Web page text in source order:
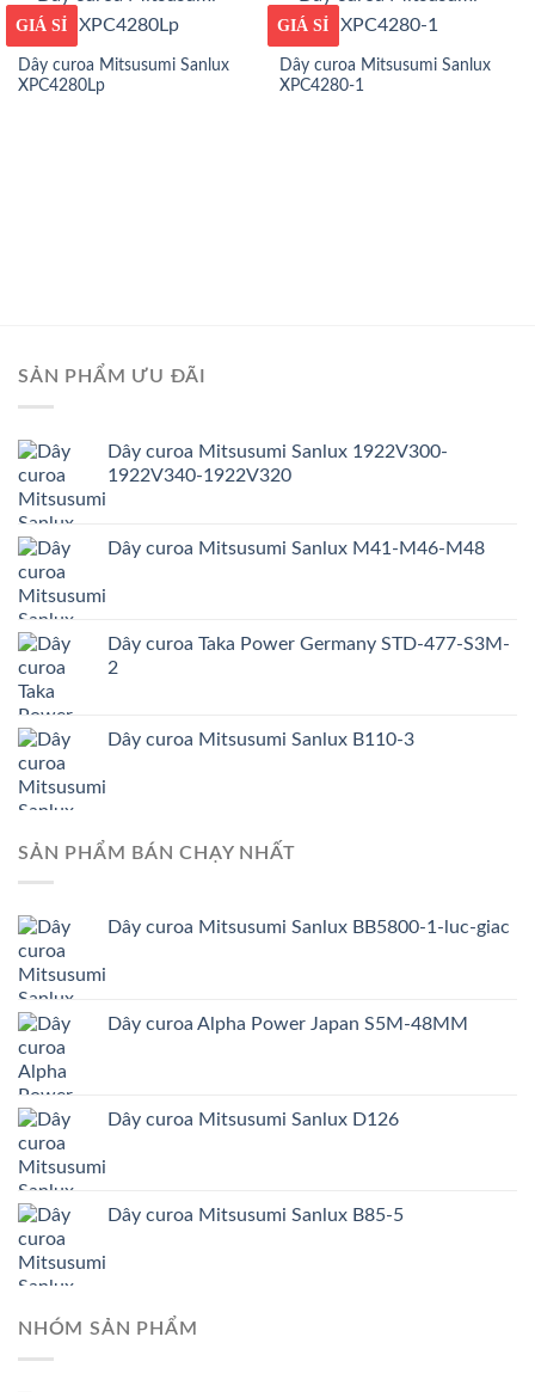
GIÁ TỐT
GIÁ SỈ
Dây curoa Mitsusumi Sanlux
XPC4280Lp
GIÁ TỐT
GIÁ SỈ
Dây curoa Mitsusumi Sanlux
XPC4280-1
SẢN PHẨM ƯU ĐÃI
Dây curoa Mitsusumi Sanlux 1922V300-
1922V340-1922V320
Dây curoa Mitsusumi Sanlux M41-M46-M48
Dây curoa Taka Power Germany STD-477-S3M-
2
Dây curoa Mitsusumi Sanlux B110-3
SẢN PHẨM BÁN CHẠY NHẤT
Dây curoa Mitsusumi Sanlux BB5800-1-luc-giac
Dây curoa Alpha Power Japan S5M-48MM
Dây curoa Mitsusumi Sanlux D126
Dây curoa Mitsusumi Sanlux B85-5
NHÓM SẢN PHẨM